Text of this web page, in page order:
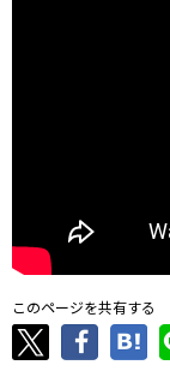
このページを共有する